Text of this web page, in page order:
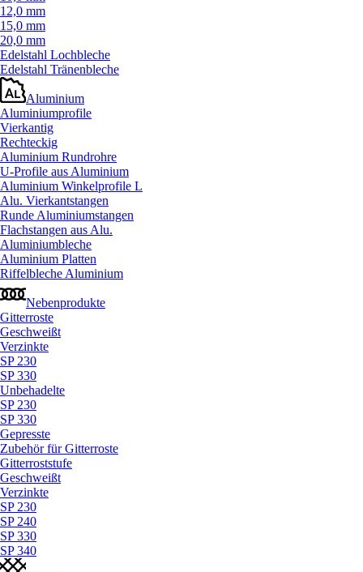
12,0 mm
15,0 mm
20,0 mm
Edelstahl Lochbleche
Edelstahl Tränenbleche
Aluminium
Aluminiumprofile
Vierkantig
Rechteckig
Aluminium Rundrohre
U-Profile aus Aluminium
Aluminium Winkelprofile L
Alu. Vierkantstangen
Runde Aluminiumstangen
Flachstangen aus Alu.
Aluminiumbleche
Aluminium Platten
Riffelbleche Aluminium
Nebenprodukte
Gitterroste
Geschweißt
Verzinkte
SP 230
SP 330
Unbehadelte
SP 230
SP 330
Gepresste
Zubehör für Gitterroste
Gitterroststufe
Geschweißt
Verzinkte
SP 230
SP 240
SP 330
SP 340